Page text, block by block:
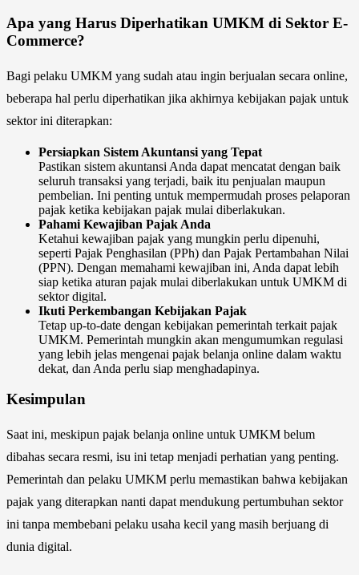
Apa yang Harus Diperhatikan UMKM di Sektor E-
Commerce?
Bagi pelaku UMKM yang sudah atau ingin berjualan secara online,
beberapa hal perlu diperhatikan jika akhirnya kebijakan pajak untuk
sektor ini diterapkan:
Persiapkan Sistem Akuntansi yang Tepat
Pastikan sistem akuntansi Anda dapat mencatat dengan baik
seluruh transaksi yang terjadi, baik itu penjualan maupun
pembelian. Ini penting untuk mempermudah proses pelaporan
pajak ketika kebijakan pajak mulai diberlakukan.
Pahami Kewajiban Pajak Anda
Ketahui kewajiban pajak yang mungkin perlu dipenuhi,
seperti Pajak Penghasilan (PPh) dan Pajak Pertambahan Nilai
(PPN). Dengan memahami kewajiban ini, Anda dapat lebih
siap ketika aturan pajak mulai diberlakukan untuk UMKM di
sektor digital.
Ikuti Perkembangan Kebijakan Pajak
Tetap up-to-date dengan kebijakan pemerintah terkait pajak
UMKM. Pemerintah mungkin akan mengumumkan regulasi
yang lebih jelas mengenai pajak belanja online dalam waktu
dekat, dan Anda perlu siap menghadapinya.
Kesimpulan
Saat ini, meskipun pajak belanja online untuk UMKM belum
dibahas secara resmi, isu ini tetap menjadi perhatian yang penting.
Pemerintah dan pelaku UMKM perlu memastikan bahwa kebijakan
pajak yang diterapkan nanti dapat mendukung pertumbuhan sektor
ini tanpa membebani pelaku usaha kecil yang masih berjuang di
dunia digital.